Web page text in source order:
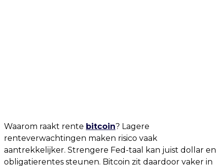
Waarom raakt rente bitcoin? Lagere
renteverwachtingen maken risico vaak
aantrekkelijker. Strengere Fed-taal kan juist dollar en
obligatierentes steunen. Bitcoin zit daardoor vaker in